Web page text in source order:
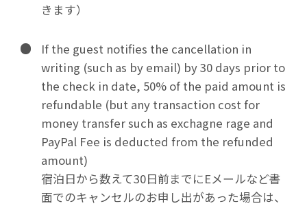
きます）
If the guest notifies the cancellation in
writing (such as by email) by 30 days prior to
the check in date, 50% of the paid amount is
refundable (but any transaction cost for
money transfer such as exchagne rage and
PayPal Fee is deducted from the refunded
amount)
宿泊日から数えて30日前までにEメールなど書
面でのキャンセルのお申し出があった場合は、